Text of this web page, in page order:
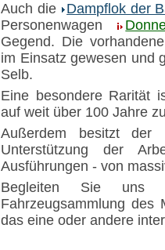
Auch die
Dampflok der
Personenwagen
Gegend. Die
im Einsatz gewesen und
Selb.
Eine besondere Rarität
auf weit über 100 Jahre
Außerdem besitzt
Unterstützung der
Ausführungen - von
Begleiten Sie uns
Fahrzeugsammlung
das eine oder andere